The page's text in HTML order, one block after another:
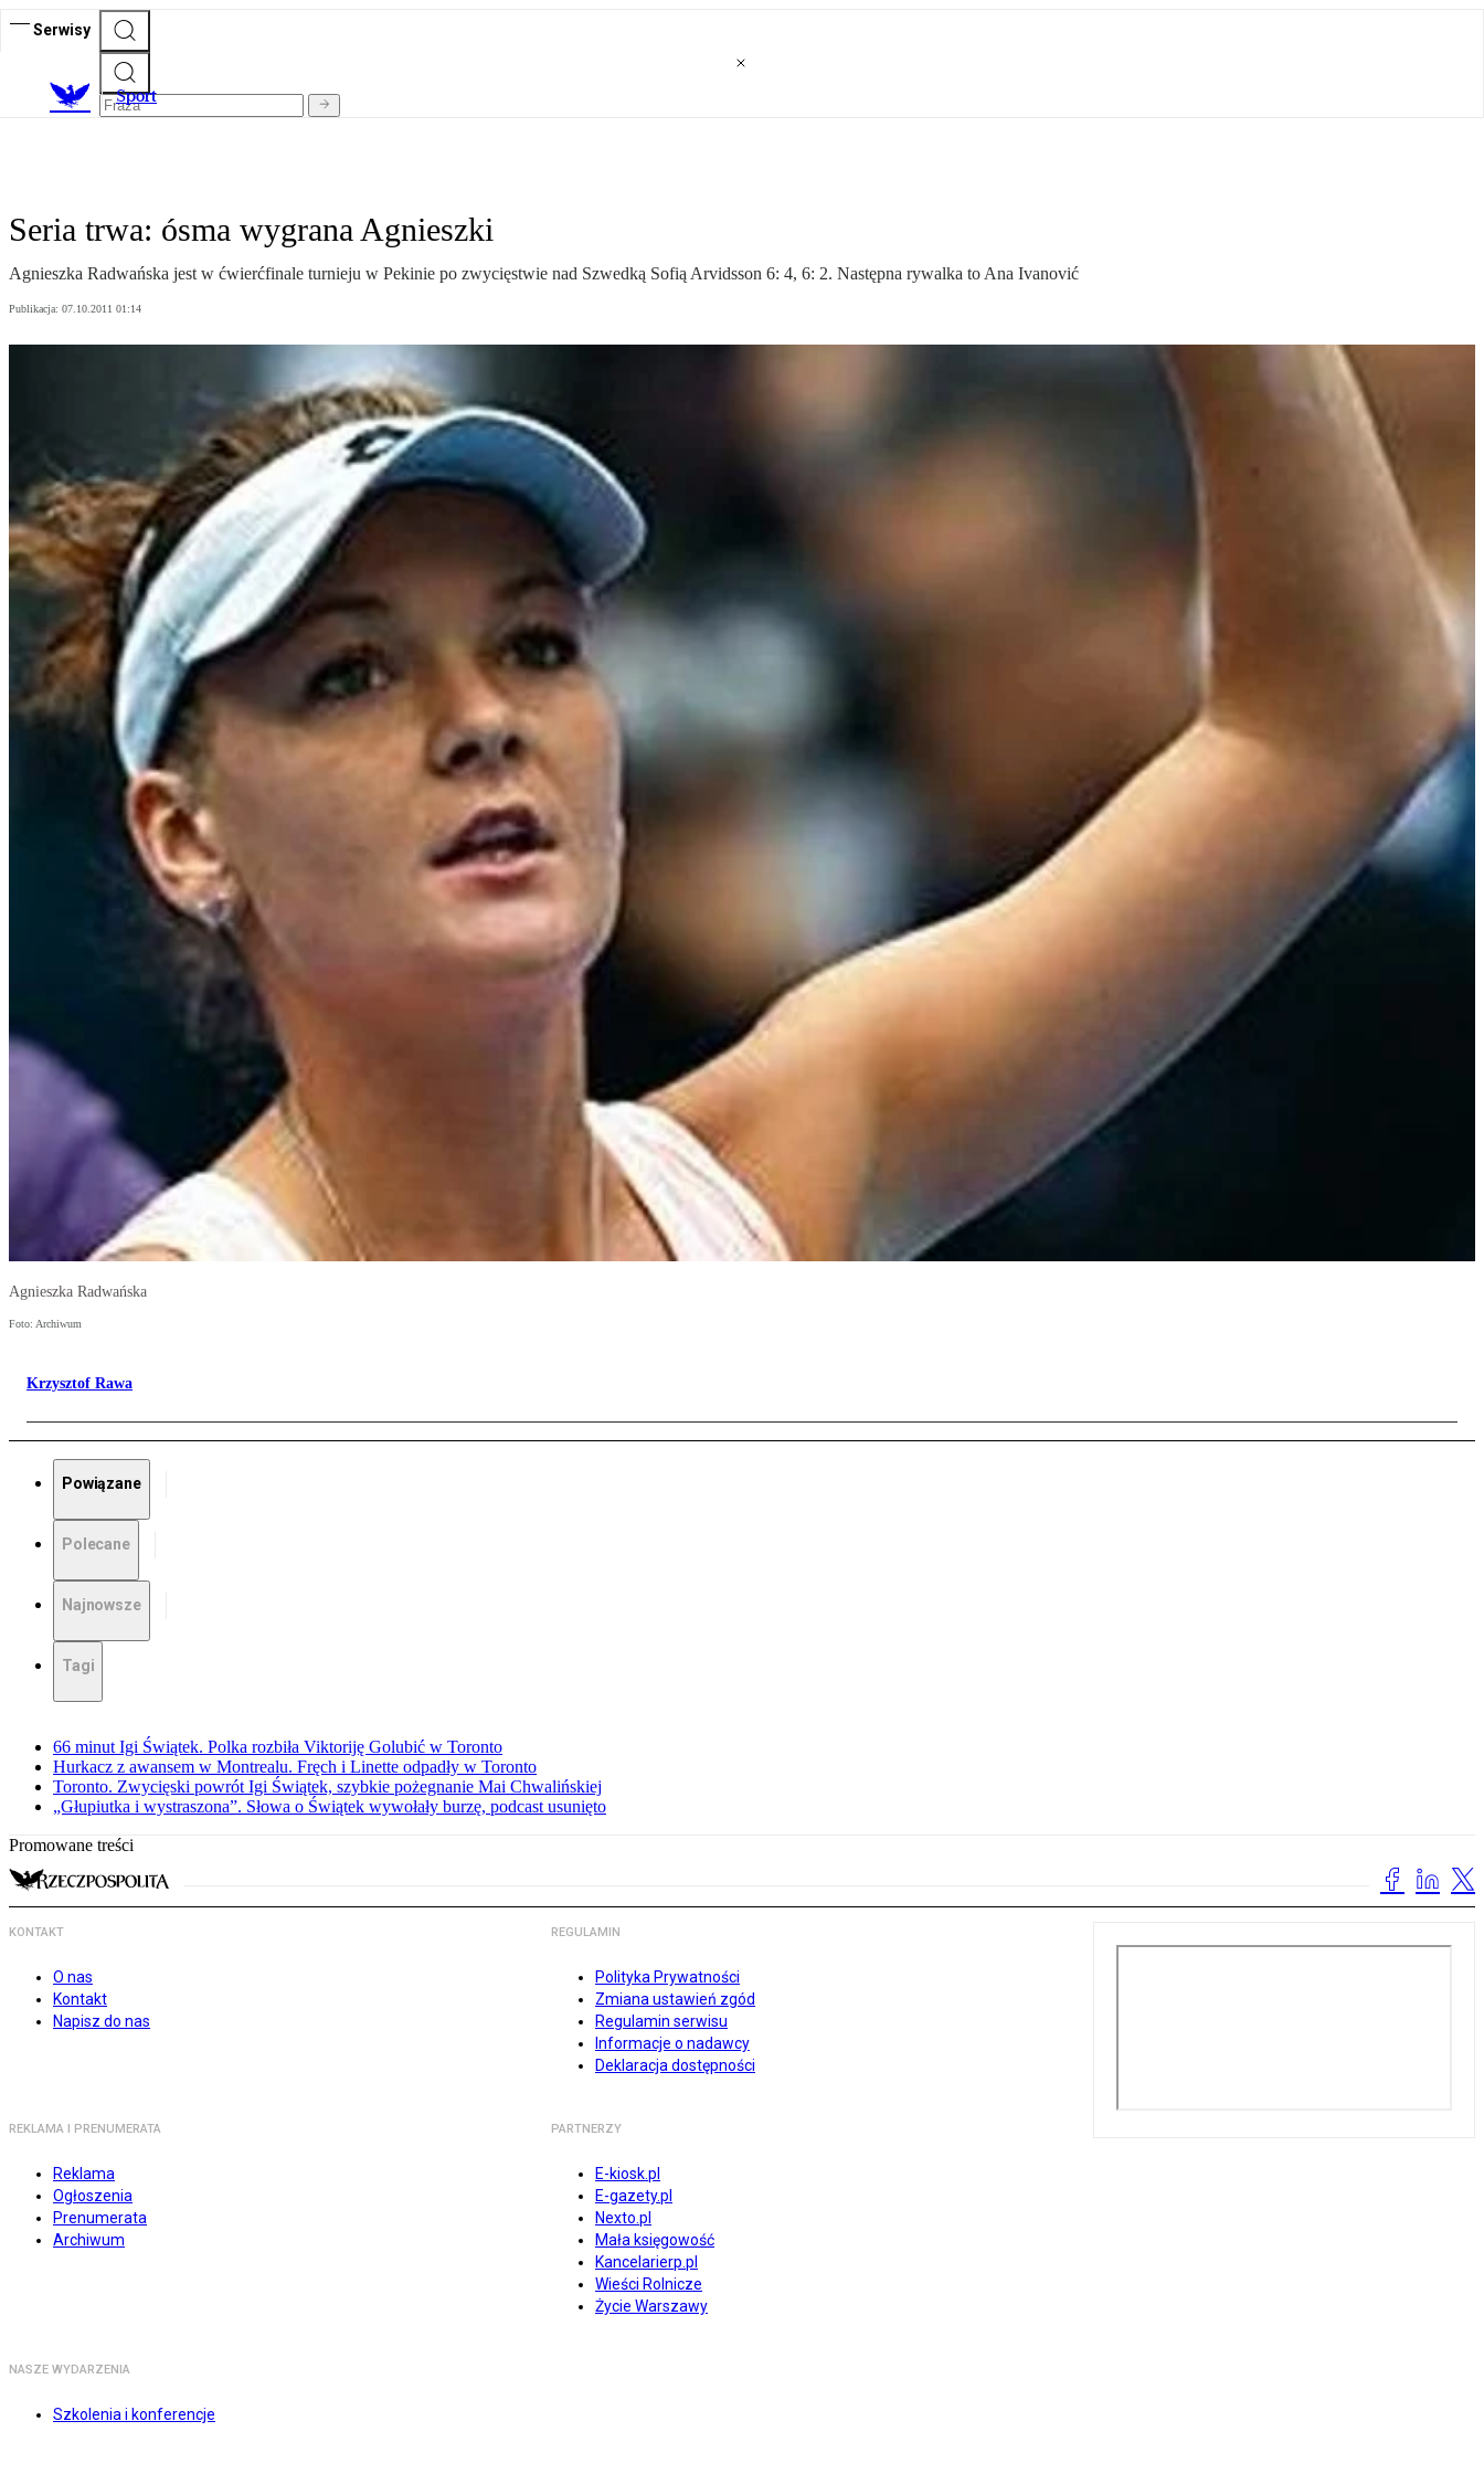
Serwisy
Sport
Seria trwa: ósma wygrana Agnieszki
Agnieszka Radwańska jest w ćwierćfinale turnieju w Pekinie po zwycięstwie nad Szwedką Sofią Arvidsson 6: 4, 6: 2. Następna rywalka to Ana Ivanović
Publikacja: 07.10.2011 01:14
Agnieszka Radwańska
Foto: Archiwum
Krzysztof Rawa
Powiązane
Polecane
Najnowsze
Tagi
66 minut Igi Świątek. Polka rozbiła Viktoriję Golubić w Toronto
Hurkacz z awansem w Montrealu. Fręch i Linette odpadły w Toronto
Toronto. Zwycięski powrót Igi Świątek, szybkie pożegnanie Mai Chwalińskiej
„Głupiutka i wystraszona”. Słowa o Świątek wywołały burzę, podcast usunięto
Promowane treści
KONTAKT
O nas
Kontakt
Napisz do nas
REGULAMIN
Polityka Prywatności
Zmiana ustawień zgód
Regulamin serwisu
Informacje o nadawcy
Deklaracja dostępności
REKLAMA I PRENUMERATA
Reklama
Ogłoszenia
Prenumerata
Archiwum
PARTNERZY
E-kiosk.pl
E-gazety.pl
Nexto.pl
Mała księgowość
Kancelarierp.pl
Wieści Rolnicze
Życie Warszawy
NASZE WYDARZENIA
Szkolenia i konferencje